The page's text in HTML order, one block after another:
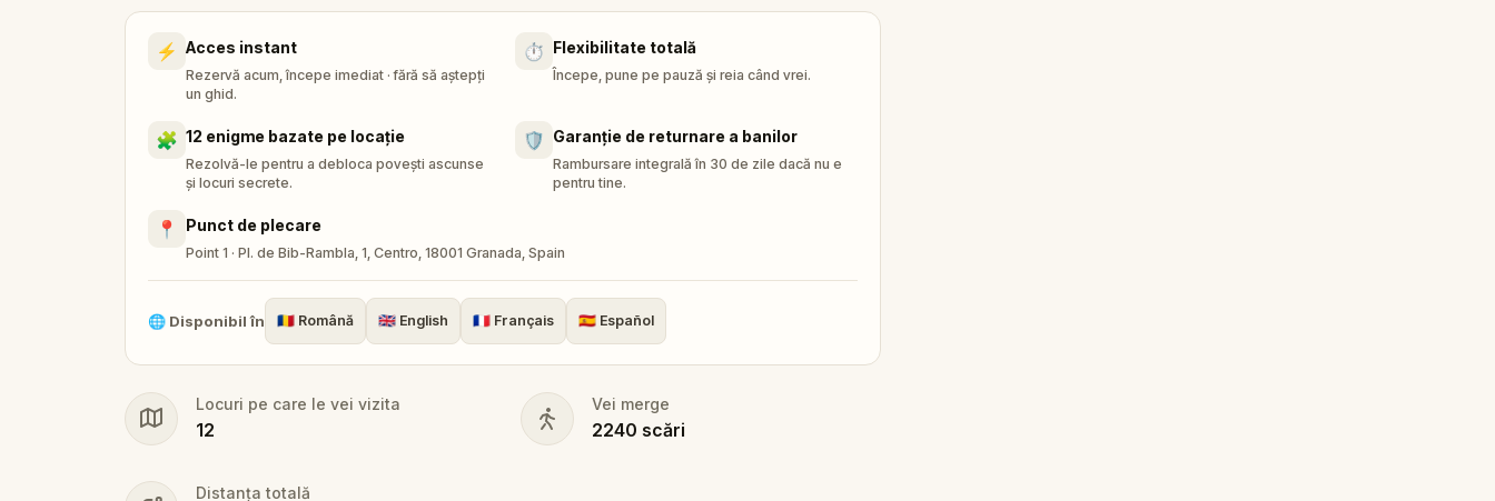
își adună echipa de încredere:
cătarea pietrei dispărute pentru a o readuce la locul ei în inima orașului.
Cine a furat Piatra Simțurilor?
indiciile și să aducă Piatra înapoi înainte de a fi prea târziu?
🌈 Alătură-teMicului Detectivîn această aventură colorată în aer liber pentrua
⚡ Acces instant
Rezervă acum, începe imediat · fără să aștepți
un ghid.
⏱️ Flexibilitate totală
Începe, pune pe pauză și reia când vrei.
🧩 12 enigme bazate pe locație
Rezolvă-le pentru a debloca povești ascunse
și locuri secrete.
🛡️ Garanție de returnare a banilor
Rambursare integrală în 30 de zile dacă nu e
pentru tine.
📍 Punct de plecare
Point 1 · Pl. de Bib-Rambla, 1, Centro, 18001 Granada, Spain
🌐 Disponibil în 🇷🇴 Română 🇬🇧 English 🇫🇷 Français 🇪🇸 Español
Locuri pe care le vei vizita
12
Vei merge
2240 scări
Distanța totală